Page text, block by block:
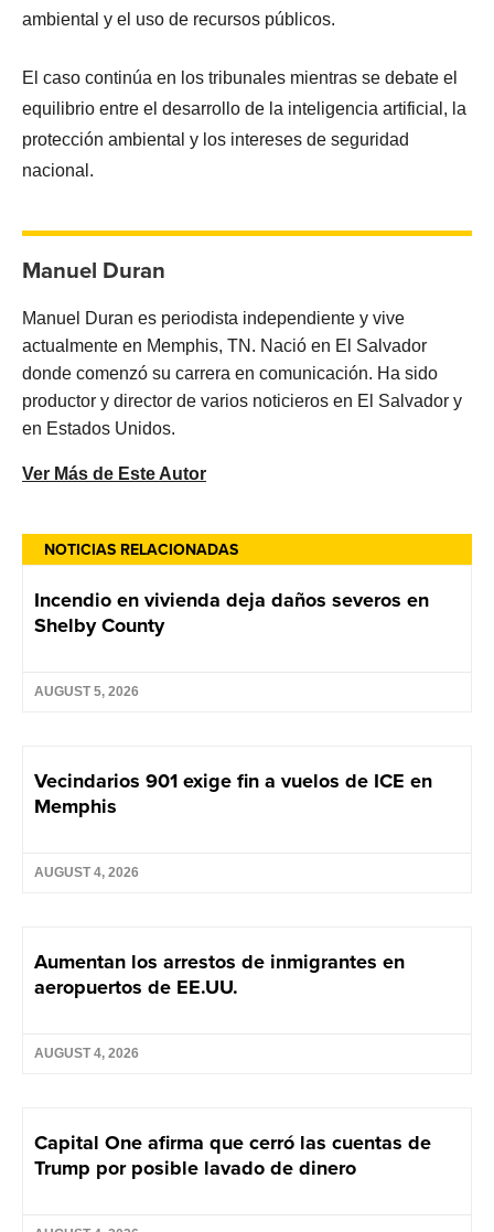
NOTICIAS RELACIONADAS
Incendio en vivienda deja daños severos en
Shelby County
AUGUST 5, 2026
Vecindarios 901 exige fin a vuelos de ICE en
Memphis
AUGUST 4, 2026
Aumentan los arrestos de inmigrantes en
aeropuertos de EE.UU.
AUGUST 4, 2026
Capital One afirma que cerró las cuentas de
Trump por posible lavado de dinero
ambiental y el uso de recursos públicos.
El caso continúa en los tribunales mientras se debate el
equilibrio entre el desarrollo de la inteligencia artificial, la
protección ambiental y los intereses de seguridad
nacional.
Manuel Duran
Manuel Duran es periodista independiente y vive
actualmente en Memphis, TN. Nació en El Salvador
donde comenzó su carrera en comunicación. Ha sido
productor y director de varios noticieros en El Salvador y
en Estados Unidos.
Ver Más de Este Autor